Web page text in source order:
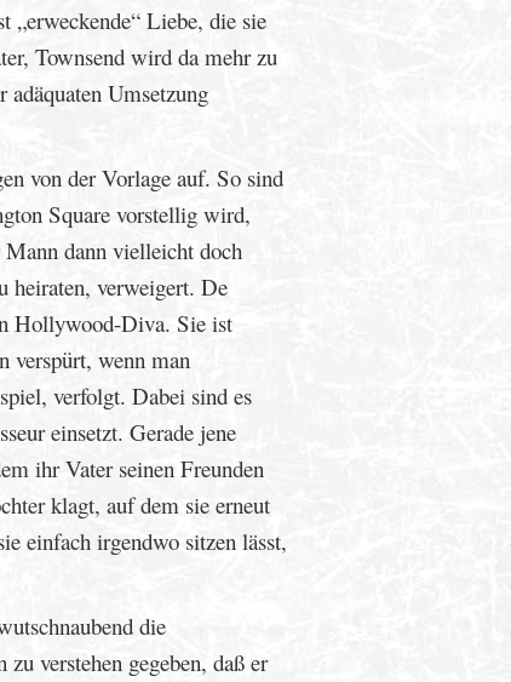
„erweckende“ Liebe, die sie
Townsend wird da mehr zu
Umsetzung
von der Vorlage auf. So sind
Square vorstellig wird,
dann vielleicht doch
heiraten, verweigert. De
Hollywood-Diva. Sie ist
verspürt, wenn man
verfolgt. Dabei sind es
einsetzt. Gerade jene
ihr Vater seinen Freunden
klagt, auf dem sie erneut
einfach irgendwo sitzen lässt,
die
verstehen gegeben, daß er